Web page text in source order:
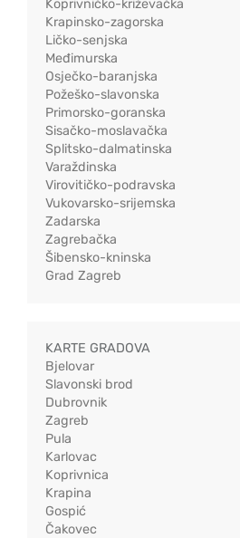
Koprivničko-križevačka
Krapinsko-zagorska
Ličko-senjska
Međimurska
Osječko-baranjska
Požeško-slavonska
Primorsko-goranska
Sisačko-moslavačka
Splitsko-dalmatinska
Varaždinska
Virovitičko-podravska
Vukovarsko-srijemska
Zadarska
Zagrebačka
Šibensko-kninska
Grad Zagreb
KARTE GRADOVA
Bjelovar
Slavonski brod
Dubrovnik
Zagreb
Pula
Karlovac
Koprivnica
Krapina
Gospić
Čakovec